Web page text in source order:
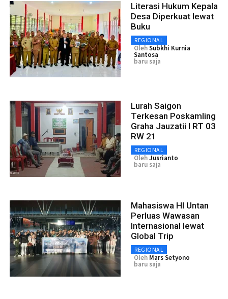
Literasi Hukum Kepala
Desa Diperkuat lewat
Buku
REGIONAL
OlehSubkhi Kurnia
Santosa
baru saja
Lurah Saigon
Terkesan Poskamling
Graha Jauzatii I RT 03
RW 21
REGIONAL
OlehJusrianto
baru saja
Mahasiswa HI Untan
Perluas Wawasan
Internasional lewat
Global Trip
REGIONAL
Oleh Mars Setyono
baru saja